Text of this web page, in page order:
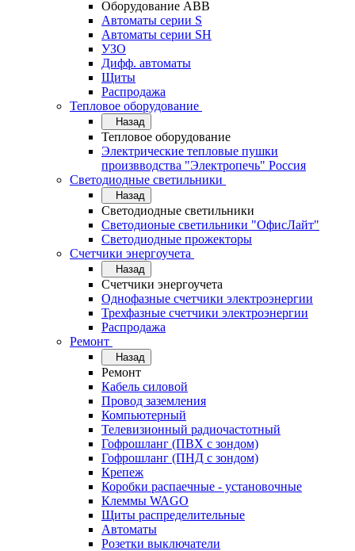
Оборудование АВВ
Автоматы серии S
Автоматы серии SH
УЗО
Дифф. автоматы
Щиты
Распродажа
Тепловое оборудование
Назад
Тепловое оборудование
Электрические тепловые пушки
произвводства "Электропечь" Россия
Светодиодные светильники
Назад
Светодиодные светильники
Светодионые светильники "ОфисЛайт"
Светодиодные прожекторы
Счетчики энергоучета
Назад
Счетчики энергоучета
Однофазные счетчики электроэнергии
Трехфазные счетчики электроэнергии
Распродажа
Ремонт
Назад
Ремонт
Кабель силовой
Провод заземления
Компьютерный
Телевизионный радиочастотный
Гофрошланг (ПВХ с зондом)
Гофрошланг (ПНД с зондом)
Крепеж
Коробки распаечные - установочные
Клеммы WAGO
Щиты распределительные
Автоматы
Розетки выключатели